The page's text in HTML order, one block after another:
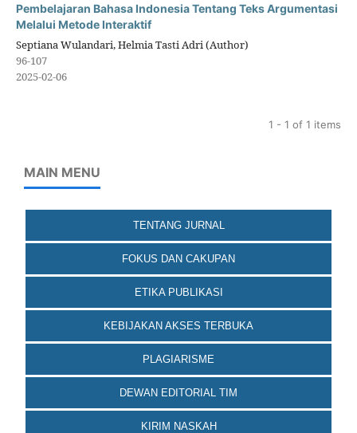
Pembelajaran Bahasa Indonesia Tentang Teks Argumentasi
Melalui Metode Interaktif
Septiana Wulandari, Helmia Tasti Adri (Author)
96-107
2025-02-06
1 - 1 of 1 items
MAIN MENU
TENTANG JURNAL
FOKUS DAN CAKUPAN
ETIKA PUBLIKASI
KEBIJAKAN AKSES TERBUKA
PLAGIARISME
DEWAN EDITORIAL TIM
KIRIM NASKAH